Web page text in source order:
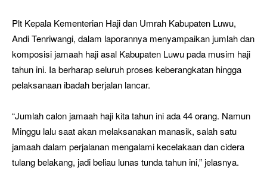
Plt Kepala Kementerian Haji dan Umrah Kabupaten Luwu,
Andi Tenriwangi, dalam laporannya menyampaikan jumlah dan
komposisi jamaah haji asal Kabupaten Luwu pada musim haji
tahun ini. Ia berharap seluruh proses keberangkatan hingga
pelaksanaan ibadah berjalan lancar.
“Jumlah calon jamaah haji kita tahun ini ada 44 orang. Namun
Minggu lalu saat akan melaksanakan manasik, salah satu
jamaah dalam perjalanan mengalami kecelakaan dan cidera
tulang belakang, jadi beliau lunas tunda tahun ini,” jelasnya.